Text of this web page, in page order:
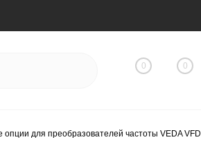
0 0
для преобразователей частоты VEDA VFD